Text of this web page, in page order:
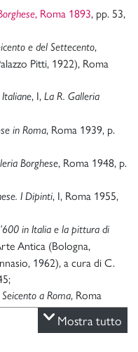
, Roma 1893, pp. 53,
e del Settecento,
Pitti, 1922), Roma
, I, La R. Galleria
in Roma, Roma 1939, p.
Borghese, Roma 1948, p.
I Dipinti, I, Roma 1955,
’600 in Italia e la pittura di
Antica (Bologna,
1962), a cura di C.
a Roma, Roma
Galleria Borghese esposti
Mostra tutto